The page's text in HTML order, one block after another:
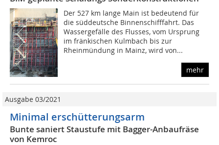
Der 527 km lange Main ist bedeutend für
die süddeutsche Binnenschifffahrt. Das
Wassergefälle des Flusses, vom Ursprung
im fränkischen Kulmbach bis zur
Rheinmündung in Mainz, wird von...
mehr
Ausgabe 03/2021
Minimal erschütterungsarm
Bunte saniert Staustufe mit Bagger-Anbaufräse
von Kemroc